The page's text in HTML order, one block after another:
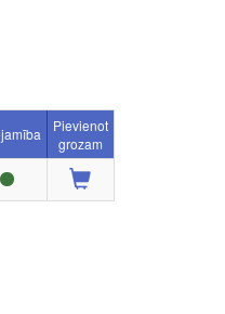
Pievienot
grozam